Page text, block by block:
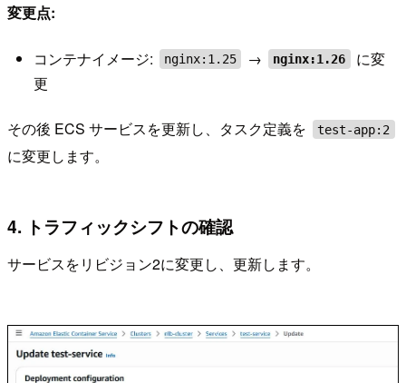
変更点:
コンテナイメージ: nginx:1.25 → nginx:1.26
に変
更
その後 ECS サービスを更新し、タスク定義を test-app:2
に変更します。
4. トラフィックシフトの確認
サービスをリビジョン2に変更し、更新します。